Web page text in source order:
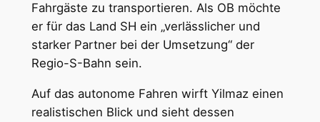
Fahrgäste zu transportieren. Als OB möchte
er für das Land SH ein „verlässlicher und
starker Partner bei der Umsetzung“ der
Regio-S-Bahn sein.
Auf das autonome Fahren wirft Yilmaz einen
realistischen Blick und sieht dessen